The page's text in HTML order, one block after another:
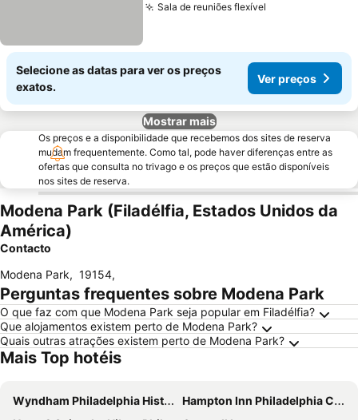
Sala de reuniões flexível
Selecione as datas para ver os preços
exatos.
Ver preços
Mostrar mais
Os preços e a disponibilidade que recebemos dos sites de reserva
mudam frequentemente. Como tal, pode haver diferenças entre as
ofertas que consulta no trivago e os preços que estão disponíveis
nos sites de reserva.
Modena Park (Filadélfia, Estados Unidos da
América)
Contacto
Modena Park, 19154,
Perguntas frequentes sobre Modena Park
O que faz com que Modena Park seja popular em Filadélfia?
Que alojamentos existem perto de Modena Park?
Quais outras atrações existem perto de Modena Park?
Mais Top hotéis
Wyndham Philadelphia Historic District
Hampton Inn Philadelphia Center City-Convention Center